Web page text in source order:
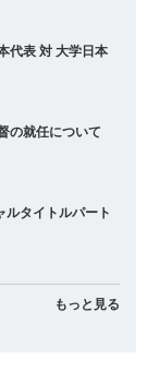
代表 対 大学日本
の就任について
ルタイトルパート
もっと見る